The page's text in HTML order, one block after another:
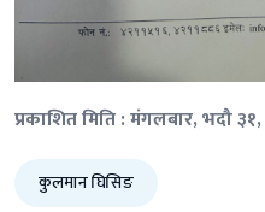
प्रकाशित मिति : मंगलबार, भदौ
कुलमान घिसिङ